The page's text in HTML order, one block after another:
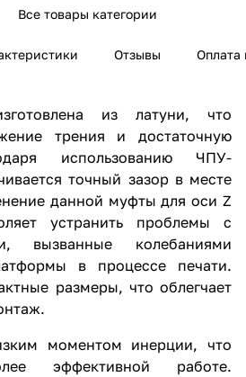
Все товары категории
Отзывы Оплата
из латуни, что
трения и достаточную
использованию ЧПУ-
точный зазор в месте
данной муфты для оси Z
устранить проблемы с
вызванные колебаниями
в процессе печати.
размеры, что облегчает
моментом инерции, что
эффективной работе.